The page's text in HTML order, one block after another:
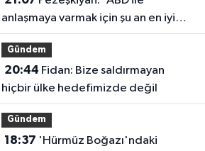
anlaşmaya varmak için şu an en iyi
zaman'
Gündem
20:44
hiçbir ülke hedefimizde değil
Gündem
18:37